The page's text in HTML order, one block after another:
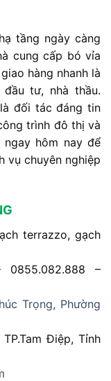
hạtầng ngàycàng
cungcấp bóvỉa
giao hàng nhanh là
đầutư, nhàthầu.
là đối tácđángtin
trình đô thịvà
ngay hôm nayđể
vụ chuyên nghiệp
terrazzo, gạch
0855.082.888 –
Trọng, Phường
Điệp, Tỉnh